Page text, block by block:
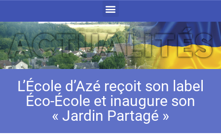
L’École d’Azé reçoit son label
Éco-École et inaugure son
« Jardin Partagé »